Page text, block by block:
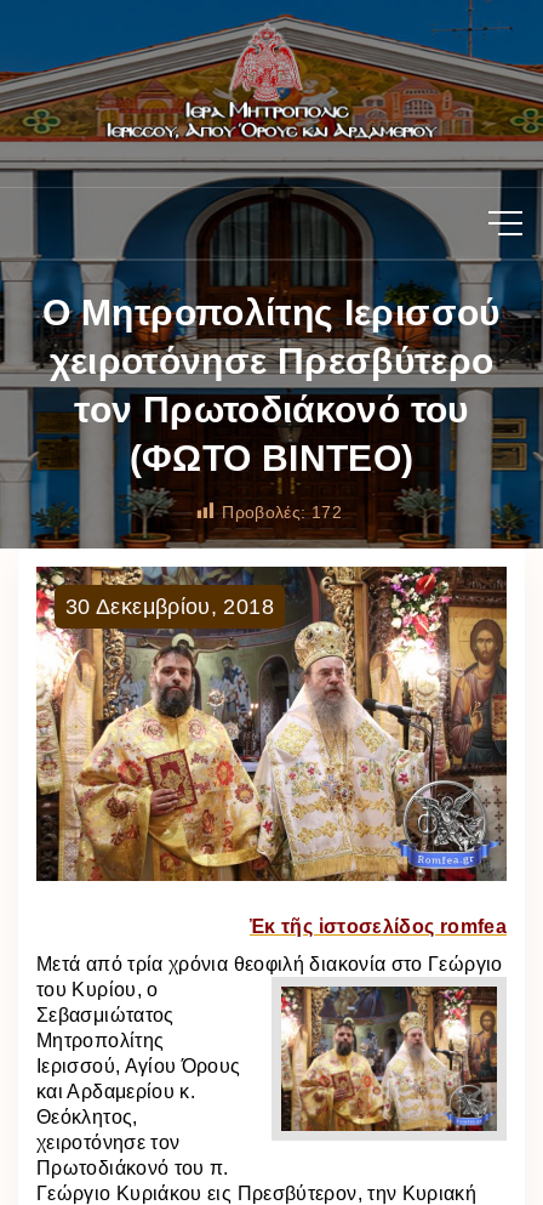
Ο Μητροπολίτης Ιερισσού
χειροτόνησε Πρεσβύτερο
τον Πρωτοδιάκονό του
(ΦΩΤΟ ΒΙΝΤΕΟ)
Προβολές: 172
30 Δεκεμβρίου, 2018
Ἐκ τῆς ἱστοσελίδος romfea
Μετά από τρία χρόνια θεοφιλή διακονία στο Γεώργιο
του Κυρίου, ο
Σεβασμιώτατος
Μητροπολίτης
Ιερισσού, Αγίου Όρους
και Αρδαμερίου κ.
Θεόκλητος,
χειροτόνησε τον
Πρωτοδιάκονό του π.
Γεώργιο Κυριάκου εις Πρεσβύτερον, την Κυριακή